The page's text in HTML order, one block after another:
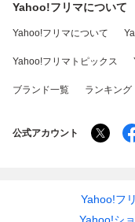
Yahoo!フリマについて
Yahoo!フリマについて
Yahoo!フリマトピックス
ブランド一覧 ランキング
公式アカウント
Yahoo!フ